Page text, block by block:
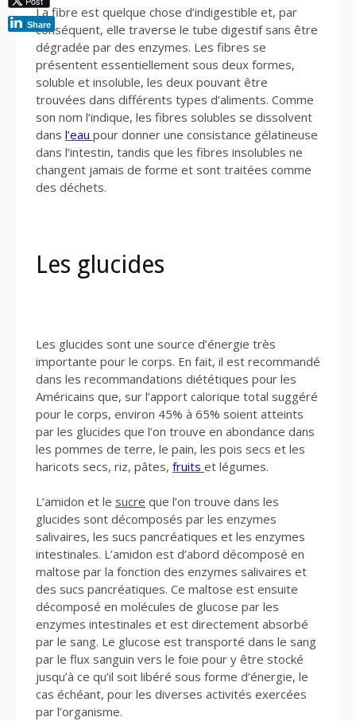
La fibre est quelque chose d’indigestible et, par
conséquent, elle traverse le tube digestif sans être
dégradée par des enzymes. Les fibres se
présentent essentiellement sous deux formes,
soluble et insoluble, les deux pouvant être
trouvées dans différents types d’aliments. Comme
son nom l’indique, les fibres solubles se dissolvent
dans l’eau pour donner une consistance gélatineuse
dans l’intestin, tandis que les fibres insolubles ne
changent jamais de forme et sont traitées comme
des déchets.
Les glucides
Les glucides sont une source d’énergie très
importante pour le corps. En fait, il est recommandé
dans les recommandations diététiques pour les
Américains que, sur l’apport calorique total suggéré
pour le corps, environ 45% à 65% soient atteints
par les glucides que l’on trouve en abondance dans
les pommes de terre, le pain, les pois secs et les
haricots secs, riz, pâtes, fruits et légumes.
L’amidon et le sucre que l’on trouve dans les
glucides sont décomposés par les enzymes
salivaires, les sucs pancréatiques et les enzymes
intestinales. L’amidon est d’abord décomposé en
maltose par la fonction des enzymes salivaires et
des sucs pancréatiques. Ce maltose est ensuite
décomposé en molécules de glucose par les
enzymes intestinales et est directement absorbé
par le sang. Le glucose est transporté dans le sang
par le flux sanguin vers le foie pour y être stocké
jusqu’à ce qu’il soit libéré sous forme d’énergie, le
cas échéant, pour les diverses activités exercées
par l’organisme.
Share